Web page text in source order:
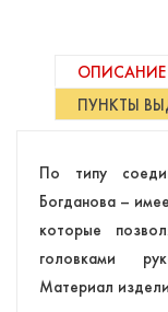
ОПИСАНИЕ
ПУНКТЫ
По типу
Богданова –
которые
головками
Материал